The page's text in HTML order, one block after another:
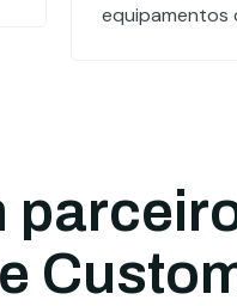
equipamentos